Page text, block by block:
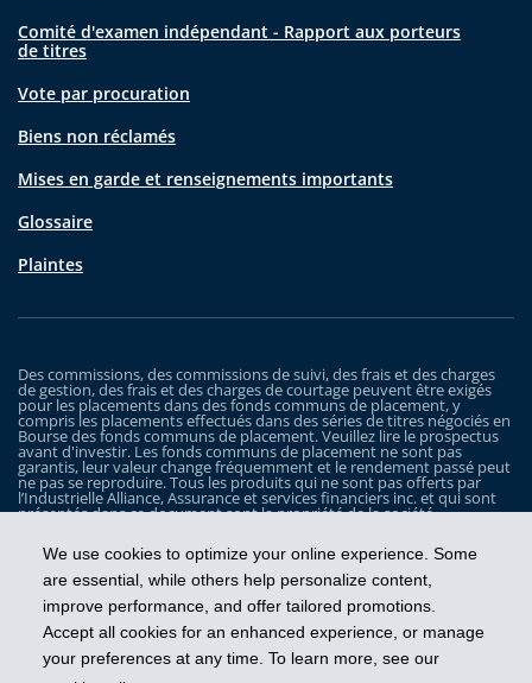
We use cookies to optimize your online experience. Some
are essential, while others help personalize content,
improve performance, and offer tailored promotions.
Accept all cookies for an enhanced experience, or manage
your preferences at any time. To learn more, see our
Comité d'examen indépendant - Rapport aux porteurs
de titres
Vote par procuration
Biens non réclamés
Mises en garde et renseignements importants
Glossaire
Plaintes
Des commissions, des commissions de suivi, des frais et des charges
de gestion, des frais et des charges de courtage peuvent être exigés
pour les placements dans des fonds communs de placement, y
compris les placements effectués dans des séries de titres négociés en
Bourse des fonds communs de placement. Veuillez lire le prospectus
avant d'investir. Les fonds communs de placement ne sont pas
garantis, leur valeur change fréquemment et le rendement passé peut
ne pas se reproduire. Tous les produits qui ne sont pas offerts par
l’Industrielle Alliance, Assurance et services financiers inc. et qui sont
présentés dans ce document sont la propriété de la société
sont utilisés ici qu’à titre d’illustration seulement.
Les Fonds iA Clarington sont gérés par Placements IA Clarington inc. iA
Clarington, le logo d’iA Clarington, iA Gestion de patrimoine et le logo
de iA Gestion de patrimoine sont des marques de commerce, utilisées
sous licence, de l’Industrielle Alliance, Assurance et services financiers